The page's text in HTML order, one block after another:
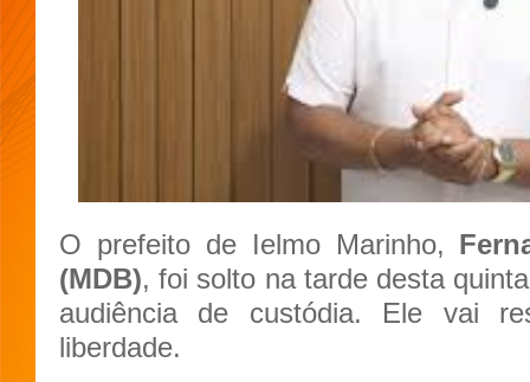
O prefeito de Ielmo Marinho,
(MDB), foi solto na tarde desta
audiência de custódia. Ele vai
liberdade.